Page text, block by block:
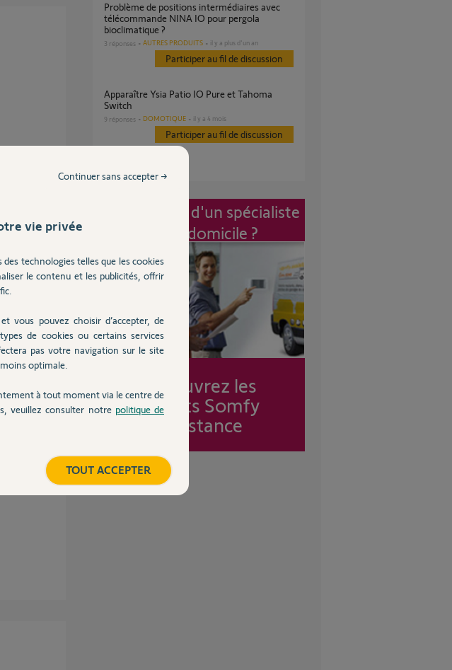
Problème de positions intermédiaires avec
télécommande NINA IO pour pergola
bioclimatique ?
3 réponses AUTRES PRODUITS il y a plus d'un an
Participer au fil de discussion
Apparaître Ysia Patio IO Pure et Tahoma
Switch
9 réponses DOMOTIQUE il y a 4 mois
Participer au fil de discussion
Intervention d'un spécialiste
à mon domicile ?
Découvrez les
forfaits Somfy
Assistance
vie privée
technologies telles que les cookies
le contenu et les publicités, offrir
vous pouvez choisir d’accepter, de
de cookies ou certains services
pas votre navigation sur le site
optimale.
à tout moment via le centre de
veuillez consulter notre politique de
Continuer sans accepter →
TOUT ACCEPTER